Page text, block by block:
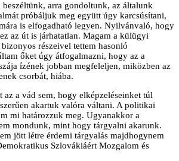
arra gondoltunk, az általunk
próbáljuk meg együtt úgy karcsúsítani,
is elfogadható legyen. Nyilvánvaló, hogy
az út is járhatatlan. Magam a külügyi
részeivel tettem hasonló
őket úgy átfogalmazni, hogy az a
ízének jobban megfeleljen, miközben az
csorbát, hiába.
az a vád sem, hogy elképzeléseinket túl
akartuk valóra váltani. A politikai
mi határozzuk meg. Ugyanakkor a
mondunk, mint hogy tárgyalni akarunk.
jött létre érdemi tárgyalás majdhogynem
Szlovákiáért Mozgalom és